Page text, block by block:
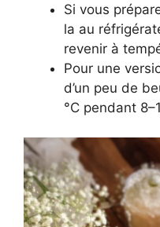
Si vous
la au
revenir à
Pour une
d’un peu de
°C pendant